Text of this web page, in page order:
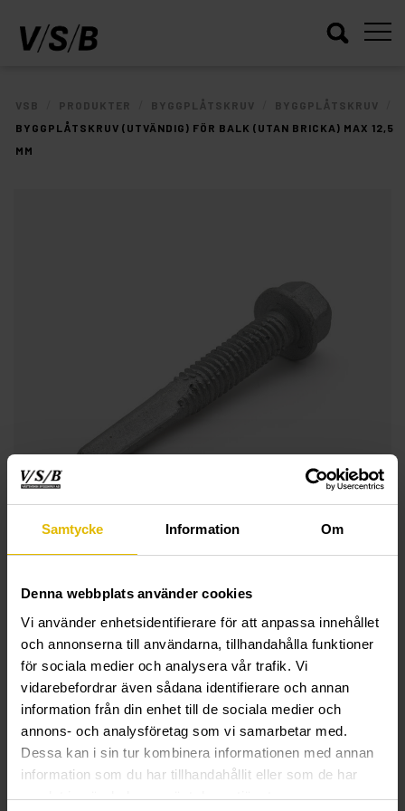
Samtycke Information Om
Denna webbplats använder cookies
Vi använder enhetsidentifierare för att anpassa innehållet
och annonserna till användarna, tillhandahålla funktioner
för sociala medier och analysera vår trafik. Vi
vidarebefordrar även sådana identifierare och annan
information från din enhet till de sociala medier och
annons- och analysföretag som vi samarbetar med.
Dessa kan i sin tur kombinera informationen med annan
information som du har tillhandahållit eller som de har
samlat in när du har använt deras tjänster.
VSB PRODUKTER BYGGPLÅTSKRUV BYGGPLÅTSKRUV
BYGGPLÅTSKRUV (UTVÄNDIG) FÖR BALK (UTAN BRICKA) MAX 12,5
MM
TEKNISK INFORMATION